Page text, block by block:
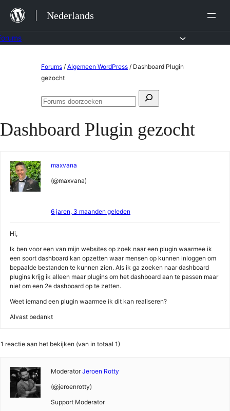
naar
de
Nederlands
Forums / Algemeen WordPress / Dashboard Plugin
gezocht
Zoeken
Forums
Dashboard Plugin gezocht
maxvana
(@maxvana)
6 jaren, 3 maanden geleden
Hi,
Ik ben voor een van mijn websites op zoek naar een plugin waarmee ik
een soort dashboard kan opzetten waar mensen op kunnen inloggen om
bepaalde bestanden te kunnen zien. Als ik ga zoeken naar dashboard
plugins krijg ik alleen maar plugins om het dashboard aan te passen maar
niet om een 2e dashboard op te zetten.
Weet iemand een plugin waarmee ik dit kan realiseren?
Alvast bedankt
1 reactie aan het bekijken (van in totaal 1)
Moderator Jeroen Rotty
(@jeroenrotty)
Support Moderator